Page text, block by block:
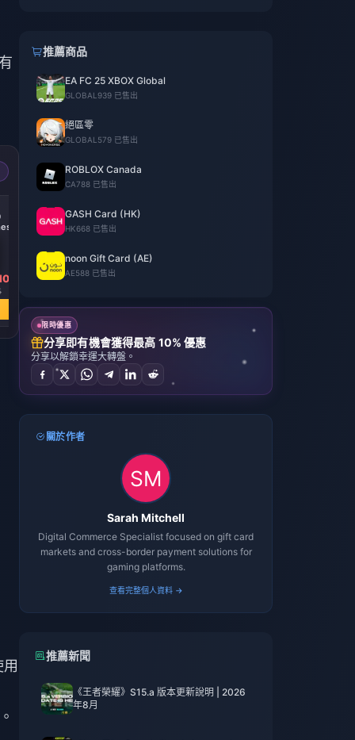
300 + 30
Monochromes
HK$ 34.86
立即購買
60 Monochromes
立即購買
推薦商品
EA FC 25 XBOX Global
GLOBAL 939 已售出
絕區零
GLOBAL 579 已售出
ROBLOX Canada
CA788 已售出
GASH Card (HK)
HK668 已售出
noon Gift Card (AE)
AE588 已售出
限時優惠
分享即有機會獲得最高 10% 優惠
分享以解鎖幸運大轉盤。
關於作者
Sarah Mitchell
Digital Commerce Specialist focused on gift card
markets and cross-border payment solutions for
gaming platforms.
查看完整個人資料 →
推薦新聞
《王者榮耀》S15.a 版本更新說明 | 2026
年8月